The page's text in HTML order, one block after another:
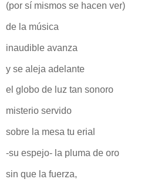
(por sí mismos se hacen ver)
de la música
inaudible avanza
y se aleja adelante
el globo de luz tan sonoro
misterio servido
sobre la mesa tu erial
-su espejo- la pluma de oro
sin que la fuerza,